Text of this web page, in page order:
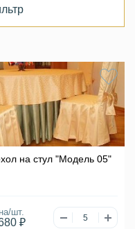
на стул "Модель 05"
шт.
₽